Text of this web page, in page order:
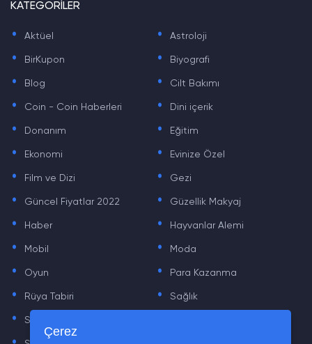
KATEGORİLER
. Aktüel . Astroloji
. BirKupon . Biyografi
. Blog . Cilt Bakımı
. Coin - Coin Haberleri . Dini içerik
. Donanım . Eğitim
. Ekonomi . Evinize Özel
. Film ve Dizi . Gezi
. Güncel Fiyatlar 2022 . Güzellik Makyaj
. Haber . Hayvanlar Alemi
. Mobil . Moda
. Oyun . Para Kazanma
. Rüya Tabiri . Sağlık
. Sinema .
. Çerez